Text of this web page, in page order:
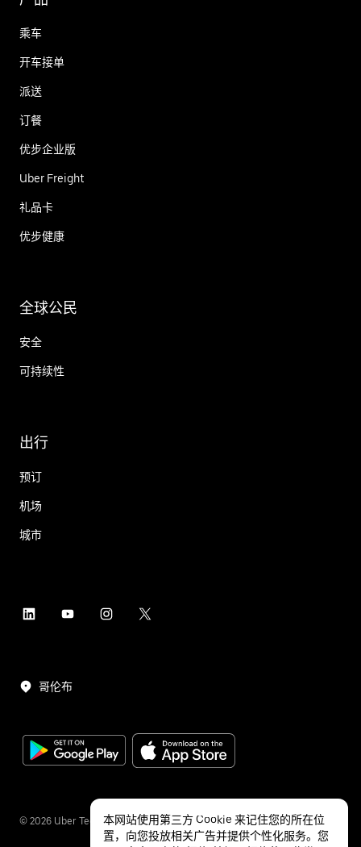
乘车
开车接单
派送
订餐
优步企业版
Uber Freight
礼品卡
优步健康
全球公民
安全
可持续性
出行
预订
机场
城市
哥伦布
© 2026 Uber Technologies Inc.
本网站使用第三方 Cookie 来记住您的所在位
置，向您投放相关广告并提供个性化服务。您